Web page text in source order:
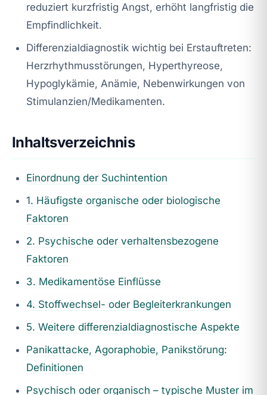
reduziert kurzfristig Angst, erhöht langfristig die
Empfindlichkeit.
Differenzialdiagnostik wichtig bei Erstauftreten:
Herzrhythmusstörungen, Hyperthyreose,
Hypoglykämie, Anämie, Nebenwirkungen von
Stimulanzien/Medikamenten.
Inhaltsverzeichnis
Einordnung der Suchintention
1. Häufigste organische oder biologische
Faktoren
2. Psychische oder verhaltensbezogene
Faktoren
3. Medikamentöse Einflüsse
4. Stoffwechsel- oder Begleiterkrankungen
5. Weitere differenzialdiagnostische Aspekte
Panikattacke, Agoraphobie, Panikstörung:
Definitionen
Psychisch oder organisch – typische Muster im